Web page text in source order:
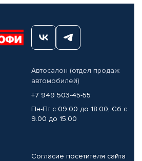
Автосалон (отдел продаж
автомобилей)
+7 949 503-45-55
Пн-Пт с 09.00 до 18.00, Сб с
9.00 до 15.00
Согласие посетителя сайта